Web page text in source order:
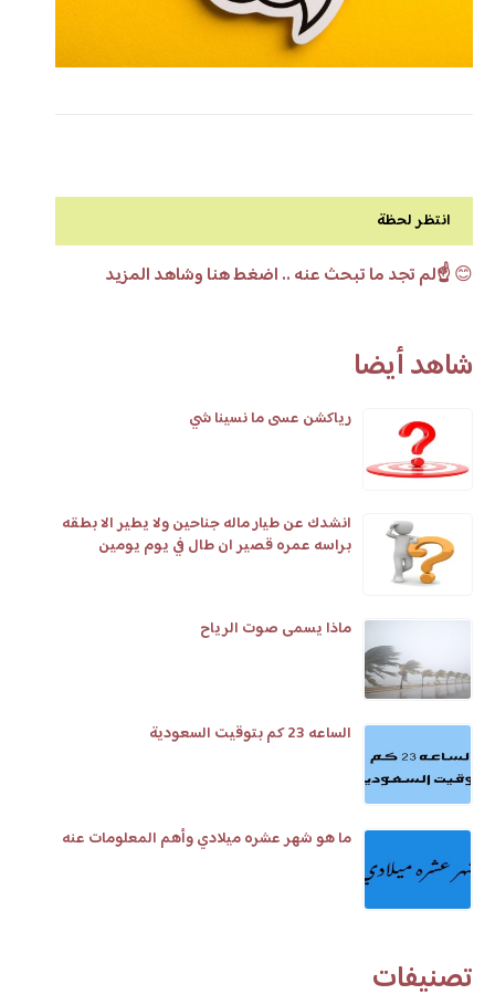
انتظر لحظة
😊☝️لم تجد ما تبحث عنه .. اضغط هنا وشاهد المزيد
شاهد أيضا
رياكشن عسى ما نسينا شي
انشدك عن طيار ماله جناحين ولا يطير الا بطقه
براسه عمره قصير ان طال في يوم يومين
ماذا يسمى صوت الرياح
الساعه 23 كم بتوقيت السعودية
ما هو شهر عشره ميلادي وأهم المعلومات عنه
تصنيفات